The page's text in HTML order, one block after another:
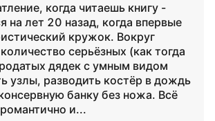
когда читаешь книгу -
на лет 20 назад, когда впервые
кружок. Вокруг
серьёзных (как тогда
дядек с умным видом
узлы, разводить костёр в дождь
банку без ножа. Всё
и...